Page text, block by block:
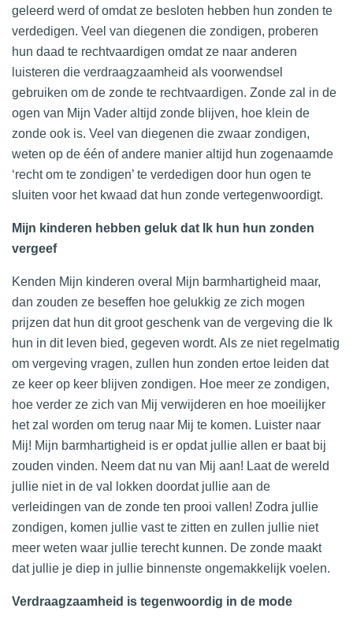
geleerd werd of omdat ze besloten hebben hun zonden te
verdedigen. Veel van diegenen die zondigen, proberen
hun daad te rechtvaardigen omdat ze naar anderen
luisteren die verdraagzaamheid als voorwendsel
gebruiken om de zonde te rechtvaardigen. Zonde zal in de
ogen van Mijn Vader altijd zonde blijven, hoe klein de
zonde ook is. Veel van diegenen die zwaar zondigen,
weten op de één of andere manier altijd hun zogenaamde
‘recht om te zondigen’ te verdedigen door hun ogen te
sluiten voor het kwaad dat hun zonde vertegenwoordigt.
Mijn kinderen hebben geluk dat Ik hun hun zonden
vergeef
Kenden Mijn kinderen overal Mijn barmhartigheid maar,
dan zouden ze beseffen hoe gelukkig ze zich mogen
prijzen dat hun dit groot geschenk van de vergeving die Ik
hun in dit leven bied, gegeven wordt. Als ze niet regelmatig
om vergeving vragen, zullen hun zonden ertoe leiden dat
ze keer op keer blijven zondigen. Hoe meer ze zondigen,
hoe verder ze zich van Mij verwijderen en hoe moeilijker
het zal worden om terug naar Mij te komen. Luister naar
Mij! Mijn barmhartigheid is er opdat jullie allen er baat bij
zouden vinden. Neem dat nu van Mij aan! Laat de wereld
jullie niet in de val lokken doordat jullie aan de
verleidingen van de zonde ten prooi vallen! Zodra jullie
zondigen, komen jullie vast te zitten en zullen jullie niet
meer weten waar jullie terecht kunnen. De zonde maakt
dat jullie je diep in jullie binnenste ongemakkelijk voelen.
Verdraagzaamheid is tegenwoordig in de mode